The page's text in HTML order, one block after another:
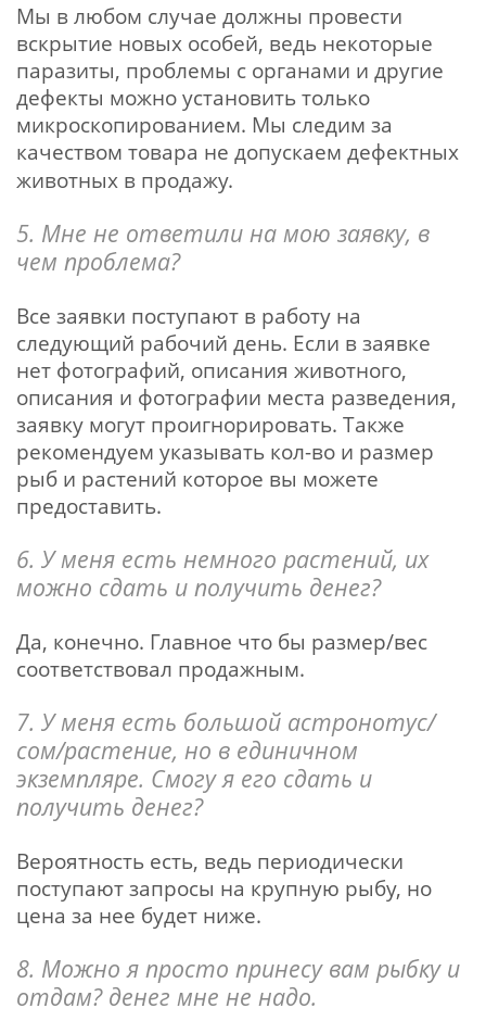
Мы в любом случае должны провести
вскрытие новых особей, ведь некоторые
паразиты, проблемы с органами и другие
дефекты можно установить только
микроскопированием. Мы следим за
качеством товара не допускаем дефектных
животных в продажу.
5. Мне не ответили на мою заявку, в
чем проблема?
Все заявки поступают в работу на
следующий рабочий день. Если в заявке
нет фотографий, описания животного,
описания и фотографии места разведения,
заявку могут проигнорировать. Также
рекомендуем указывать кол-во и размер
рыб и растений которое вы можете
предоставить.
6. У меня есть немного растений, их
можно сдать и получить денег?
Да, конечно. Главное что бы размер/вес
соответствовал продажным.
7. У меня есть большой астронотус/
сом/растение, но в единичном
экземпляре. Смогу я его сдать и
получить денег?
Вероятность есть, ведь периодически
поступают запросы на крупную рыбу, но
цена за нее будет ниже.
8. Можно я просто принесувам рыбку и
отдам? денег мне не надо.